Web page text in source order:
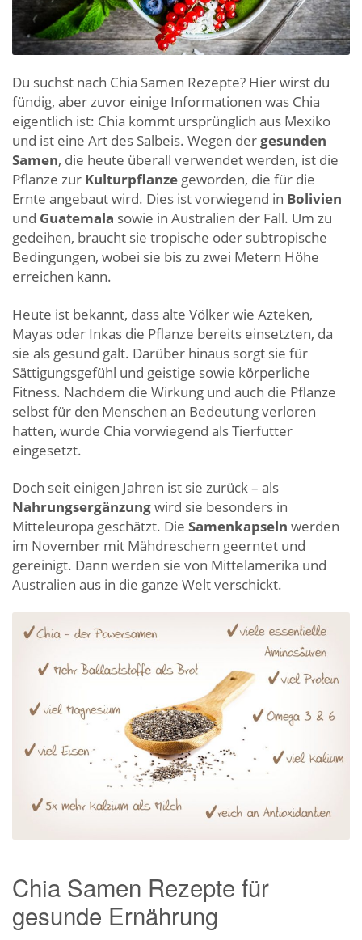
Du suchst nach Chia Samen Rezepte? Hier wirst du
fündig, aber zuvor einige Informationen was Chia
eigentlich ist: Chia kommt ursprünglich aus Mexiko
und ist eine Art des Salbeis. Wegen dergesunden
Samen, die heute überall verwendet werden, ist die
Pflanze zur Kulturpflanze geworden, die für die
Ernte angebaut wird. Dies ist vorwiegend in Bolivien
und Guatemala sowie in Australien der Fall. Um zu
gedeihen, braucht sie tropische oder subtropische
Bedingungen, wobei sie bis zu zwei Metern Höhe
erreichen kann.
Heute ist bekannt, dass alte Völker wie Azteken,
Mayas oder Inkas die Pflanze bereits einsetzten, da
sie als gesund galt. Darüber hinaus sorgt sie für
Sättigungsgefühl und geistige sowie körperliche
Fitness. Nachdem die Wirkung und auch die Pflanze
selbst für den Menschen an Bedeutung verloren
hatten, wurde Chia vorwiegend als Tierfutter
eingesetzt.
Doch seit einigen Jahren ist sie zurück – als
Nahrungsergänzungwird sie besonders in
Mitteleuropa geschätzt. Die Samenkapseln werden
im November mit Mähdreschern geerntet und
gereinigt. Dann werden sie von Mittelamerika und
Australien aus in die ganze Welt verschickt.
Chia Samen Rezepte für
gesunde Ernährung